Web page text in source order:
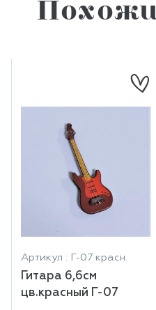
Артикул : Г-07 красн.
Гитара 6,6см
цв.красный Г-07